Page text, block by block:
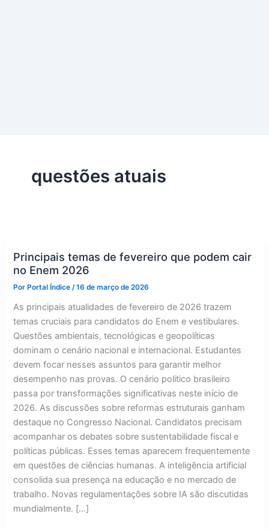
questões atuais
Principais temas de fevereiro que podem cair
no Enem 2026
Por Portal Índice/16 de março de 2026
As principais atualidades de fevereiro de 2026 trazem
temas cruciais para candidatos do Enem e vestibulares.
Questões ambientais, tecnológicas e geopolíticas
dominam o cenário nacional e internacional. Estudantes
devem focar nesses assuntos para garantir melhor
desempenho nas provas. O cenário político brasileiro
passa por transformações significativas neste início de
2026. As discussões sobre reformas estruturais ganham
destaque no Congresso Nacional. Candidatos precisam
acompanhar os debates sobre sustentabilidade fiscal e
políticas públicas. Esses temas aparecem frequentemente
em questões de ciências humanas. A inteligência artificial
consolida sua presença na educação e no mercado de
trabalho. Novas regulamentações sobre IA são discutidas
mundialmente. […]